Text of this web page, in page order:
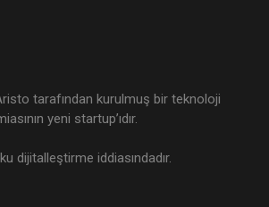
tarafından kurulmuş bir teknoloji
yeni startup’ıdır.
dijitalleştirme iddiasındadır.